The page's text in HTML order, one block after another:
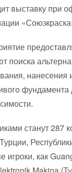
выставку при
поиска
нанесения
фундамента
станут 287
игроки, как